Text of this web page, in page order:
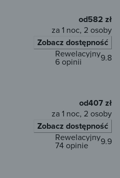
od582 zł
za 1 noc, 2 osoby
Zobacz dostępność
9.8
Rewelacyjny
6 opinii
od407 zł
za 1 noc, 2 osoby
Zobacz dostępność
9.9
Rewelacyjny
74 opinie